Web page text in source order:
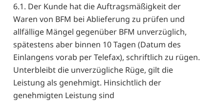
6.1. Der Kunde hat die Auftragsmäßigkeit der
Waren von BFM bei Ablieferung zu prüfen und
allfällige Mängel gegenüber BFM unverzüglich,
spätestens aber binnen 10 Tagen (Datum des
Einlangens vorab per Telefax), schriftlich zu rügen.
Unterbleibt die unverzügliche Rüge, gilt die
Leistung als genehmigt. Hinsichtlich der
genehmigten Leistung sind